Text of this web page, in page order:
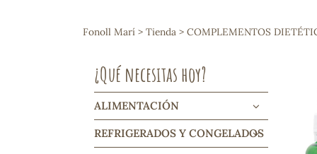
Arroces y legumbres
Frutos secos y snacks
Cereales, mueslis, hinchados y
Galletas y dulces
Vinos y cavas
Condimentos y salsas
Harinas y sémolas
Pasta
Fonoll Marí > Tienda > COMPLEMENTOS
¿Qué necesitas hoy?
ALIMENTACIÓN
REFRIGERADOS Y CONGELADOS